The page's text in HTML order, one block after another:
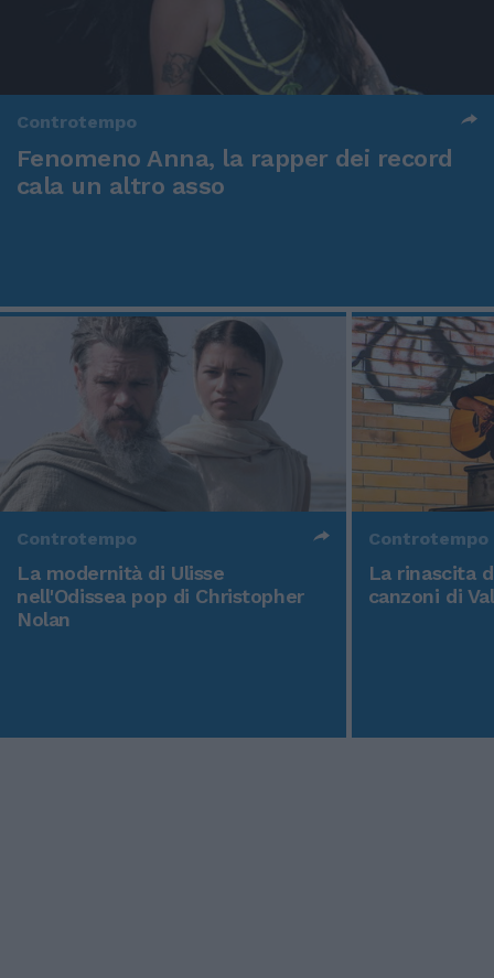
Controtempo
Fenomeno Anna, la rapper dei record
cala un altro asso
Controtempo
La modernità di Ulisse
nell'Odissea pop di Christopher
Nolan
Controtempo
La rinascita
canzoni di